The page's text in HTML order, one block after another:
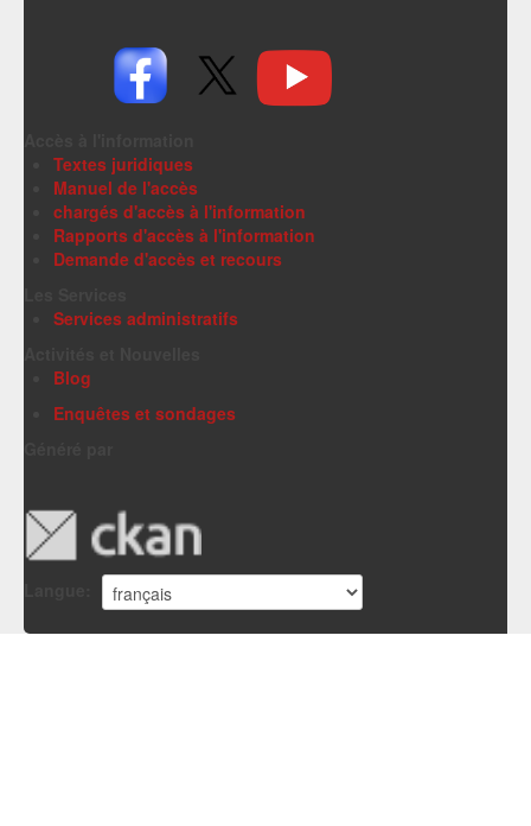
Textes juridiques
Manuel de l'accès
chargés d'accès à l'information
Rapports d'accès à l'information
Demande d'accès et recours
Services administratifs
Blog
Enquêtes et sondages